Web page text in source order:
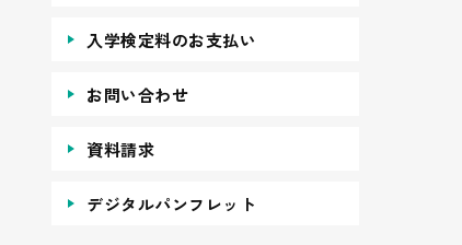
入学検定料のお支払い
お問い合わせ
資料請求
デジタルパンフレット